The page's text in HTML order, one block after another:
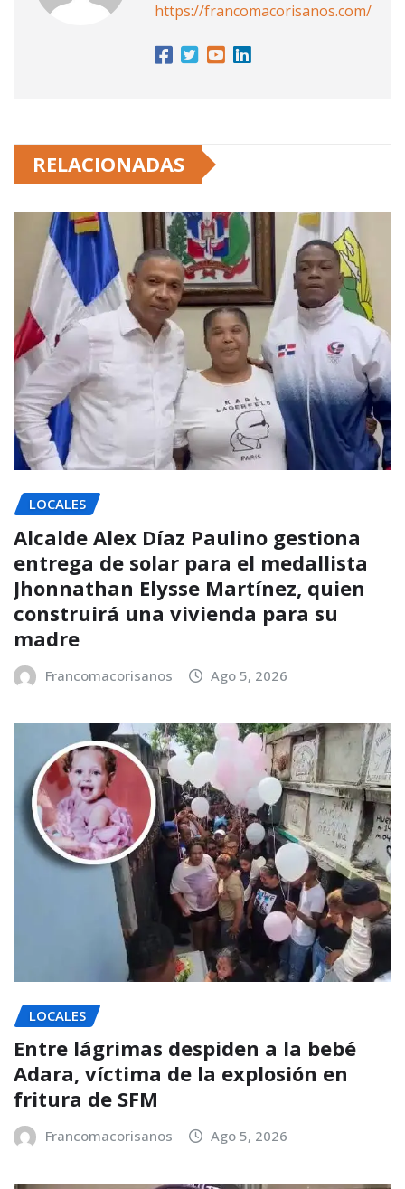
https://francomacorisanos.com/
RELACIONADAS
LOCALES
Alcalde Alex Díaz Paulino gestiona
entrega de solar para el medallista
Jhonnathan Elysse Martínez, quien
construirá una vivienda para su
madre
Francomacorisanos Ago 5, 2026
LOCALES
Entre lágrimas despiden a la bebé
Adara, víctima de la explosión en
fritura de SFM
Francomacorisanos Ago 5, 2026